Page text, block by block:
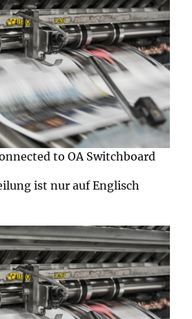
to OA Switchboard
ist nur auf Englisch